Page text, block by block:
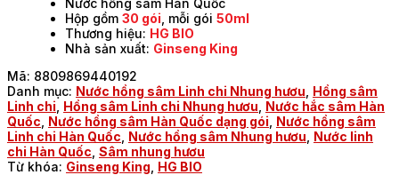
Nước hồng sâm Hàn Quốc
Hộp gồm 30 gói , mỗi gói 50ml
Thương hiệu: HG BIO
Nhà sản xuất: Ginseng King
Mã: 8809869440192
Danh mục: Nước hồng sâm Linh chi Nhung hươu Hồng sâm
Linh chi Hồng sâm Linh chi Nhung hươu Nước hắc sâm Hàn
Quốc Nước hồng sâm Hàn Quốc dạng gói Nước hồng sâm
Linh chi Hàn Quốc Nước hồng sâm Nhung hươu Nước linh
chi Hàn Quốc Sâm nhung hươu
Từ khóa: Ginseng King HG BIO